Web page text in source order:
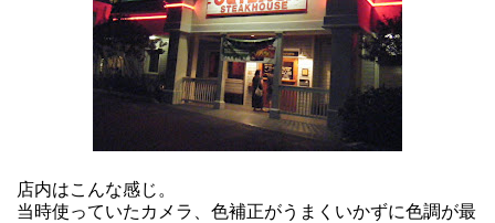
店内はこんな感じ。
当時使っていたカメラ、色補正がうまくいかずに色調が最